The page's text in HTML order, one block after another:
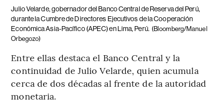
Julio Velarde, gobernador del Banco Central de Reserva del Perú,
durante la Cumbre de Directores Ejecutivos de la Cooperación
Económica Asia-Pacífico (APEC) en Lima, Perú. (Bloomberg/Manuel
Orbegozo)
Entre ellas destaca el Banco Central y la
continuidad de Julio Velarde, quien acumula
cerca de dos décadas al frente de la autoridad
monetaria.